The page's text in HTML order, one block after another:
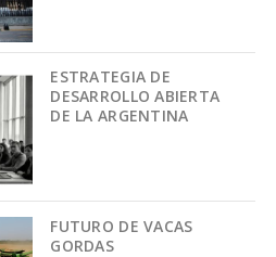
ESTRATEGIA DE
DESARROLLO ABIERTA
DE LA ARGENTINA
FUTURO DE VACAS
GORDAS